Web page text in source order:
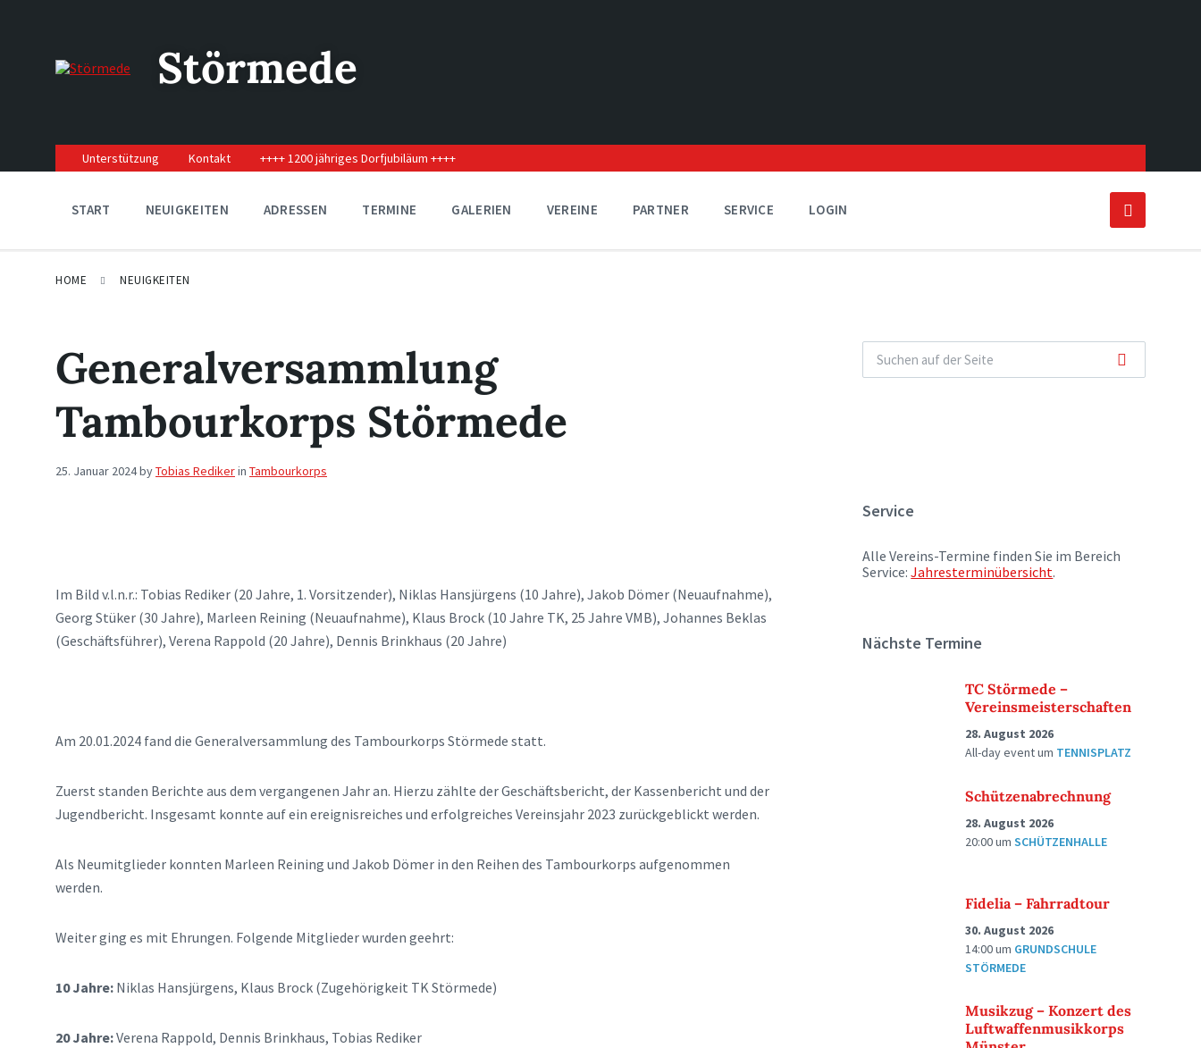
navigation
Störmede
Unterstützung Kontakt ++++ 1200 jähriges Dorfjubiläum ++++
START NEUIGKEITEN ADRESSEN TERMINE GALERIEN VEREINE PARTNER SERVICE LOGIN
HOME NEUIGKEITEN
Generalversammlung
Tambourkorps Störmede
25. Januar 2024byTobias Redikerin Tambourkorps
Im Bild v.l.n.r.: Tobias Rediker (20 Jahre, 1. Vorsitzender), Niklas Hansjürgens (10 Jahre), Jakob Dömer (Neuaufnahme),
Georg Stüker (30 Jahre), Marleen Reining (Neuaufnahme), Klaus Brock (10 Jahre TK, 25 Jahre VMB), Johannes Beklas
(Geschäftsführer), Verena Rappold (20 Jahre), Dennis Brinkhaus (20 Jahre)
Am 20.01.2024 fand die Generalversammlung des Tambourkorps Störmede statt.
Zuerst standen Berichte aus dem vergangenen Jahr an. Hierzu zählte der Geschäftsbericht, der Kassenbericht und der
Jugendbericht. Insgesamt konnte auf ein ereignisreiches und erfolgreiches Vereinsjahr 2023 zurückgeblickt werden.
Als Neumitglieder konnten Marleen Reining und Jakob Dömer in den Reihen des Tambourkorps aufgenommen
werden.
Weiter ging es mit Ehrungen. Folgende Mitglieder wurden geehrt:
10 Jahre: Niklas Hansjürgens, Klaus Brock (Zugehörigkeit TK Störmede)
20 Jahre:Verena Rappold, Dennis Brinkhaus, Tobias Rediker
Service
Alle Vereins-Termine finden Sie im Bereich
Service:Jahresterminübersicht.
Nächste Termine
TC Störmede –
Vereinsmeisterschaften
28. August 2026
All-day eventum TENNISPLATZ
Schützenabrechnung
28. August 2026
20:00umSCHÜTZENHALLE
Fidelia – Fahrradtour
30. August 2026
14:00um GRUNDSCHULE
STÖRMEDE
Musikzug – Konzert des
Luftwaffenmusikkorps